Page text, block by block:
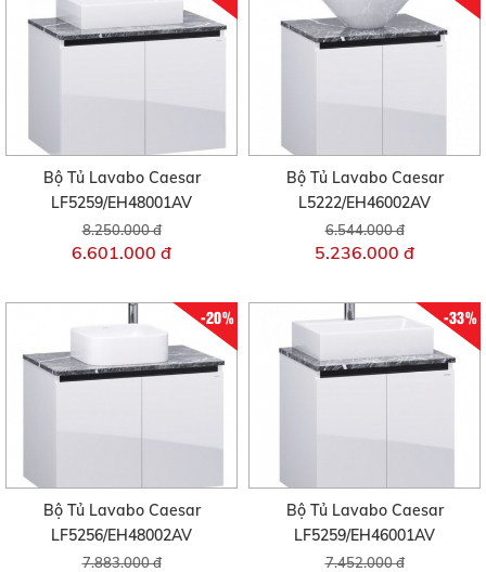
Bộ Tủ Lavabo Caesar
LF5259/EH48001AV
8.250.000 đ
6.601.000 đ
Bộ Tủ Lavabo Caesar
L5222/EH46002AV
6.544.000 đ
5.236.000 đ
-20%
Bộ Tủ Lavabo Caesar
LF5256/EH48002AV
7.883.000 đ
-33%
Bộ Tủ Lavabo Caesar
LF5259/EH46001AV
7.452.000 đ